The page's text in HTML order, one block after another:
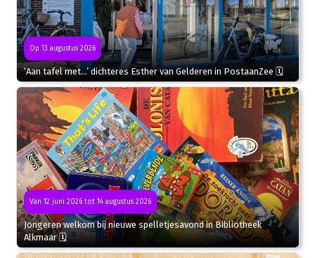
Op 13 augustus 2026
‘Aan tafel met…’ dichteres Esther van Gelderen in PostaanZee 🗓
Van 12 juni 2026 tot 14 augustus 2026
Jongeren welkom bij nieuwe spelletjesavond in Bibliotheek
Alkmaar 🗓